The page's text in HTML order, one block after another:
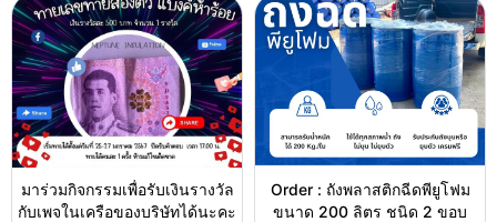
มาร่วมกิจกรรมเพื่อรับเงินรางวัล
กับเพจในเครือของบริษัทได้นะคะ
Order : ถังพลาสติกฉีดพียูโฟม
ขนาด 200 ลิตร ชนิด 2 ขอบ